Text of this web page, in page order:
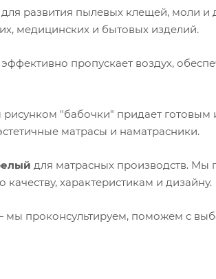
развития пылевых клещей, моли и
медицинских и бытовых изделий.
пропускает воздух,
"бабочки" придает готовым
матрасы и наматрасники.
для матрасных производств.
характеристикам и дизайну.
мы проконсультируем, поможем с